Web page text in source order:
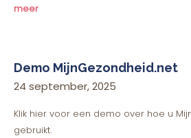
meer
Demo MijnGezondheid.net
24 september, 2025
Klik hier voor een demo over hoe u
gebruikt.